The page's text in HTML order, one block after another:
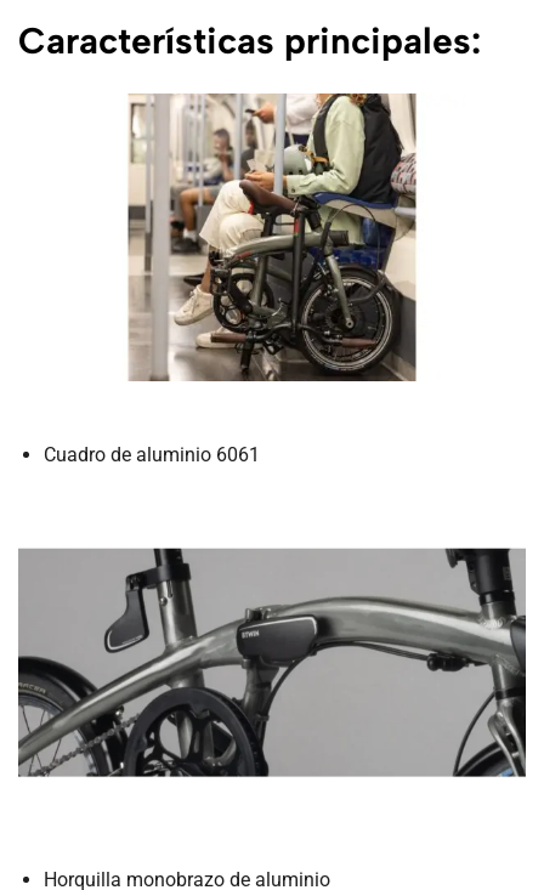
Características principales:
Cuadro de aluminio 6061
Horquilla monobrazo de aluminio